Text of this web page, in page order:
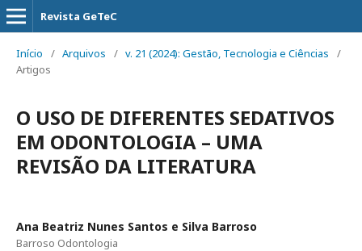
Revista GeTeC
Início / Arquivos / v. 21 (2024): Gestão, Tecnologia e Ciências
/
Artigos
O USO DE DIFERENTES SEDATIVOS
EM ODONTOLOGIA – UMA
REVISÃO DA LITERATURA
Ana Beatriz Nunes Santos e Silva Barroso
Barroso Odontologia